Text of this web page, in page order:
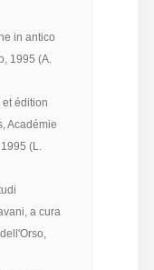
in antico
1995 (A.
et édition
Académie
(L.
a cura